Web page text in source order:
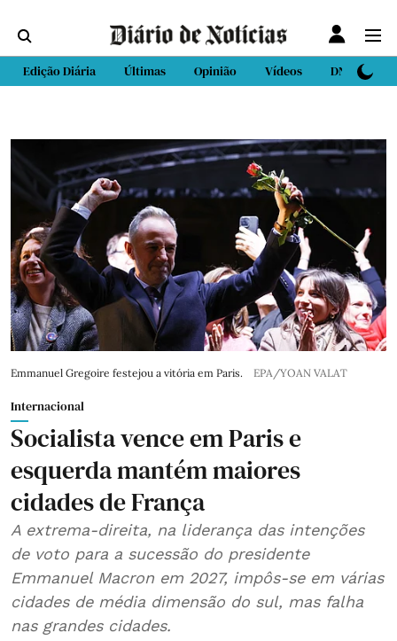
Edição Diária Últimas Opinião Vídeos DN Sport
Emmanuel Gregoire festejou a vitória em Paris. EPA/YOAN VALAT
Internacional
Socialista vence em Paris e
esquerda mantém maiores
cidades de França
A extrema-direita, na liderança das intenções
de voto para a sucessão do presidente
Emmanuel Macron em 2027, impôs-se em várias
cidades de média dimensão do sul, mas falha
nas grandes cidades.